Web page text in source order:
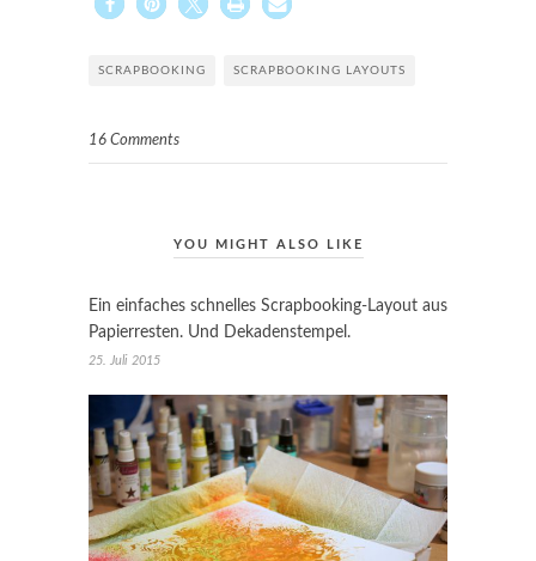
SCRAPBOOKING SCRAPBOOKING LAYOUTS
16 Comments
YOU MIGHT ALSO LIKE
Ein einfaches schnelles Scrapbooking-Layout aus
Papierresten. Und Dekadenstempel.
25. Juli 2015